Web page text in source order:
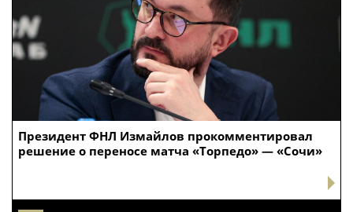
Президент ФНЛ Измайлов прокомментировал
решение о переносе матча «Торпедо» — «Сочи»